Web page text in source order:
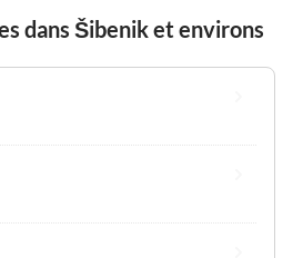
dans Šibenik et environs